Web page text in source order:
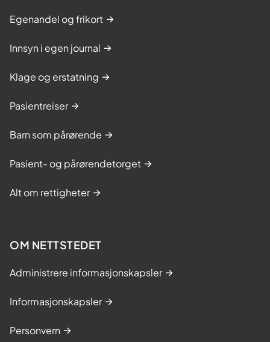
Egenandel og frikort
Innsyn i egen journal
Klage og erstatning
Pasientreiser
Barn som pårørende
Pasient- og pårørendetorget
Alt om rettigheter
OM NETTSTEDET
Administrere informasjonskapsler
Informasjonskapsler
Personvern